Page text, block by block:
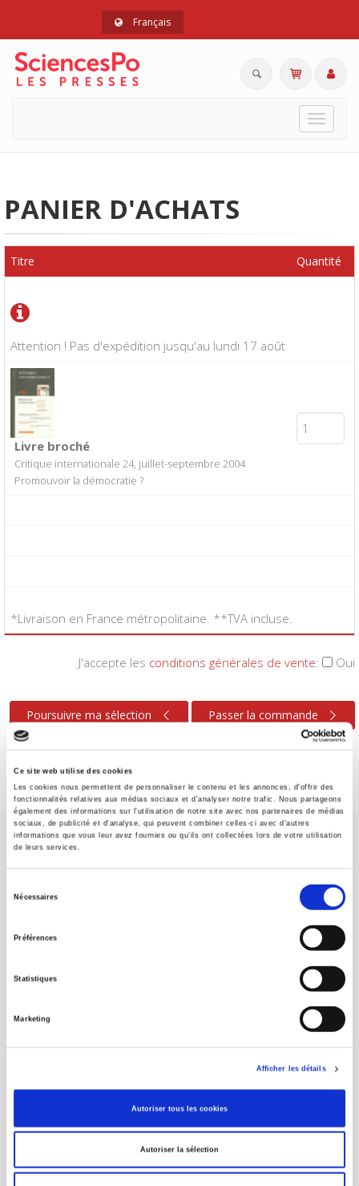
Ce site web utilise des cookies
Les cookies nous permettent de personnaliser le contenu et les annonces, d'offrir des
fonctionnalités relatives aux médias sociaux et d'analyser notre trafic. Nous partageons
également des informations sur l'utilisation de notre site avec nos partenaires de médias
sociaux, de publicité et d'analyse, qui peuvent combiner celles-ci avec d'autres
informations que vous leur avez fournies ou qu'ils ont collectées lors de votre utilisation
de leurs services.
Nécessaires
Préférences
Statistiques
Marketing
Afficher les détails
Autoriser tous les cookies
Autoriser la sélection
Français
Toggle
PANIER D'ACHATS
Attention ! Pas d'expédition jusqu'au lundi 17 août
Titre Quantité
Livre broché
Critique internationale 24, juillet-septembre 2004
Promouvoir la démocratie ?
*Livraison en France métropolitaine. **TVA incluse.
J'accepte les conditions générales de vente: Oui
Poursuivre ma sélection Passer la commande
Maison d'édition dédiée aux sciences humaines et sociales, les
Presses de Sciences Po participent depuis leur création en 1976
à la transmission des savoirs et des idées
FOREIGN RIGHTS
POUR LES LIBRAIRES